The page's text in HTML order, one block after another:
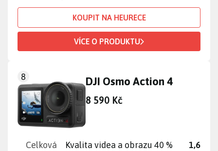
KOUPIT NA HEURECE
VÍCE O PRODUKTU
8 DJI Osmo Action 4
8 590 Kč
Kvalita videa a obrazu 40 %
1,6
Celková